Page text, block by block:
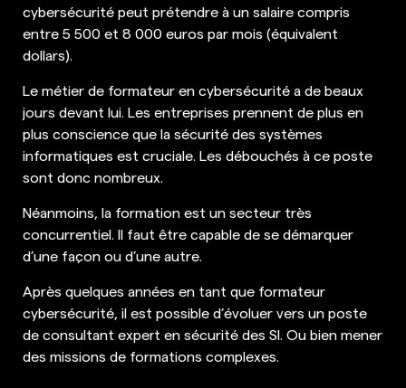
cybersécurité peut prétendre à un salaire compris
entre 5 500 et 8 000 euros par mois (équivalent
dollars).
Le métier de formateur en cybersécurité a de beaux
jours devant lui. Les entreprises prennent de plus en
plus conscience que la sécurité des systèmes
informatiques est cruciale. Les débouchés à ce poste
sont donc nombreux.
Néanmoins, la formation est un secteur très
concurrentiel. Il faut être capable de se démarquer
d’une façon ou d’une autre.
Après quelques années en tant que formateur
cybersécurité, il est possible d’évoluer vers un poste
de consultant expert en sécurité des SI. Ou bien mener
des missions de formations complexes.